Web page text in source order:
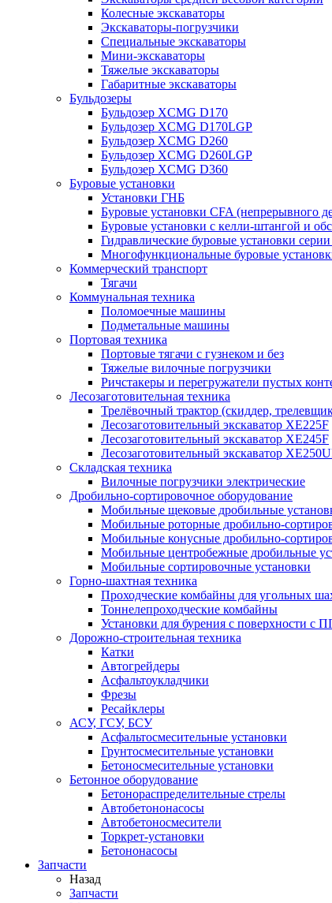
Колесные экскаваторы
Экскаваторы-погрузчики
Специальные экскаваторы
Мини-экскаваторы
Тяжелые экскаваторы
Габаритные экскаваторы
Бульдозеры
Бульдозер XCMG D170
Бульдозер XCMG D170LGP
Бульдозер XCMG D260
Бульдозер XCMG D260LGP
Бульдозер XCMG D360
Буровые установки
Установки ГНБ
Буровые установки CFA (непрерывного
Буровые установки с келли-штангой и
Гидравлические буровые установки
Многофункциональные буровые
Коммерческий транспорт
Тягачи
Коммунальная техника
Поломоечные машины
Подметальные машины
Портовая техника
Портовые тягачи с гузнеком и без
Тяжелые вилочные погрузчики
Ричстакеры и перегружатели пустых
Лесозаготовительная техника
Трелёвочный трактор (скиддер,
Лесозаготовительный экскаватор XE225F
Лесозаготовительный экскаватор XE245F
Лесозаготовительный экскаватор
Складская техника
Вилочные погрузчики электрические
Дробильно-сортировочное оборудование
Мобильные щековые дробильные
Мобильные роторные дробильно-
Мобильные конусные дробильно-
Мобильные центробежные дробильные
Мобильные сортировочные установки
Горно-шахтная техника
Проходческие комбайны для угольных
Тоннелепроходческие комбайны
Установки для бурения с поверхности с
Дорожно-строительная техника
Катки
Автогрейдеры
Асфальтоукладчики
Фрезы
Ресайклеры
АСУ, ГСУ, БСУ
Асфальтосмесительные установки
Грунтосмесительные установки
Бетоносмесительные установки
Бетонное оборудование
Бетонораспределительные стрелы
Автобетононасосы
Автобетоносмесители
Торкрет-установки
Бетононасосы
Запчасти
Назад
Запчасти